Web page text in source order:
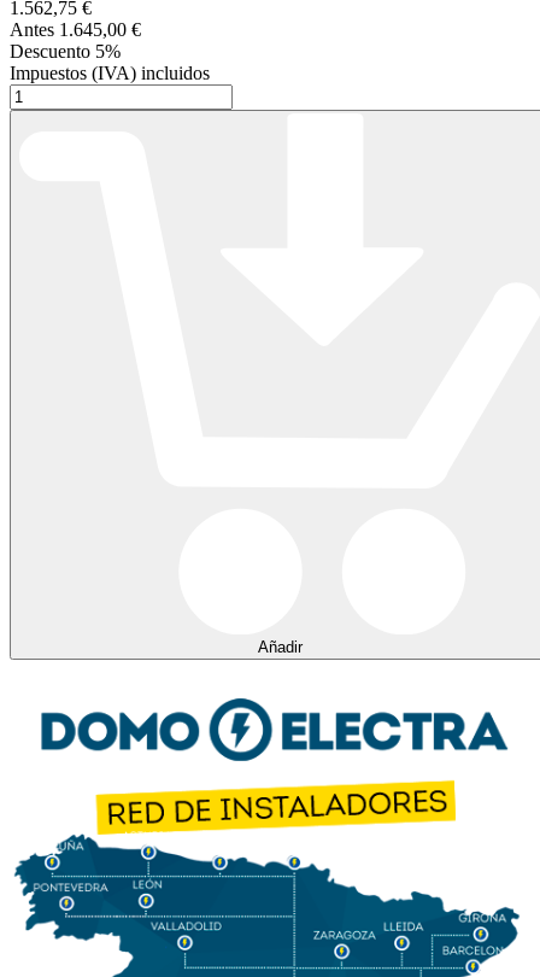
1.562,75 €
Antes 1.645,00 €
Descuento 5%
Impuestos (IVA) incluidos
Añadir